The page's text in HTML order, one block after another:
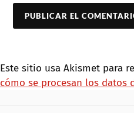
Este sitio usa Akismet para
cómo se procesan los datos